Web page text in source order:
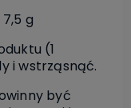
g
(1
i wstrząsnąć.
być